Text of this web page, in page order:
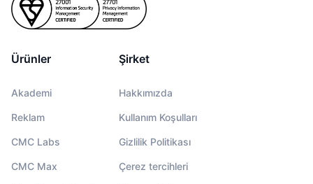
Ürünler
Akademi
Reklam
CMC Labs
CMC Max
Şirket
Hakkımızda
Kullanım Koşulları
Gizlilik Politikası
Çerez tercihleri